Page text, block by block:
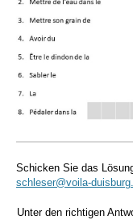
Schicken Sie das
schleser@voila-
Unter den richtigen